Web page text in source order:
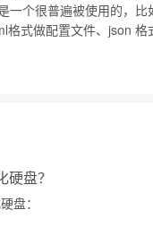
一个很普遍被使用的，
式做配置文件、json
盘？
盘：